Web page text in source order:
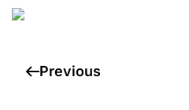
Previous